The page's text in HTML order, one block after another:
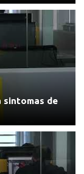
sintomas de